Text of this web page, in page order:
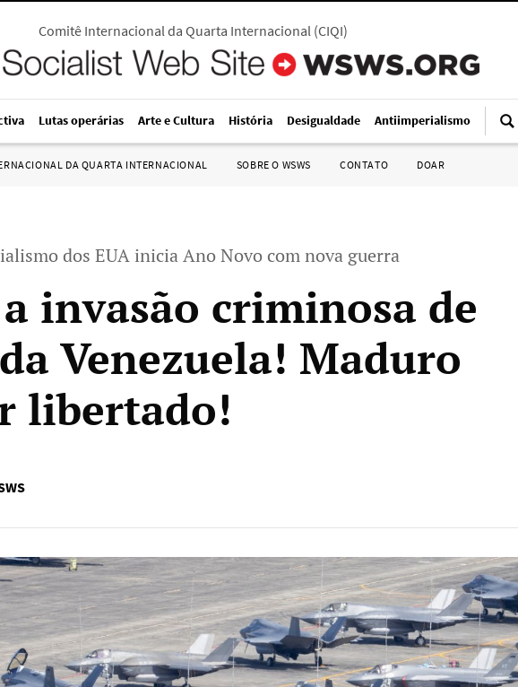
Comitê Internacional da Quarta Internacional(CIQI)
Lutas operárias Arte e Cultura História Desigualdade Antiimperialismo
DA QUARTA INTERNACIONAL SOBRE O WSWS CONTATO DOAR
dos EUA inicia Ano Novo com nova guerra
invasão criminosa de
Venezuela! Maduro
libertado!